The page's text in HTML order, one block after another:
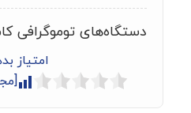
ماشین حساب گمرکی
دستگاه‌های توموگرافی
امتیاز